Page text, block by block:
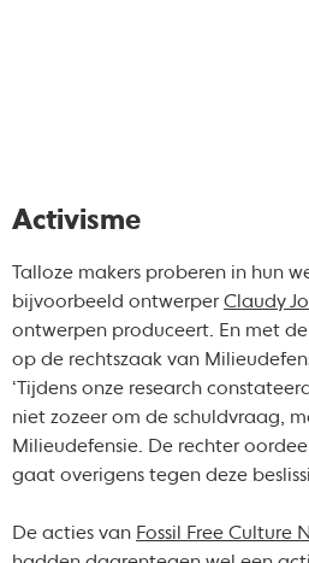
Activisme
Talloze makers proberen in hun
bijvoorbeeld ontwerper Claudy
ontwerpen produceert. En met
op de rechtszaak van
‘Tijdens onze research
niet zozeer om de schuldvraag,
Milieudefensie. De rechter
gaat overigens tegen deze
De acties van Fossil Free Culture